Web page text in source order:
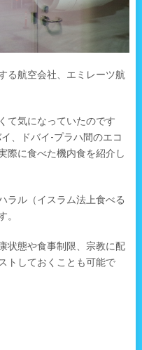
る航空会社、エミレーツ航
て気になっていたのです
、ドバイ-プラハ間のエコ
際に食べた機内食を紹介し
ラル（イスラム法上食べる
。
状態や食事制限、宗教に配
トしておくことも可能で